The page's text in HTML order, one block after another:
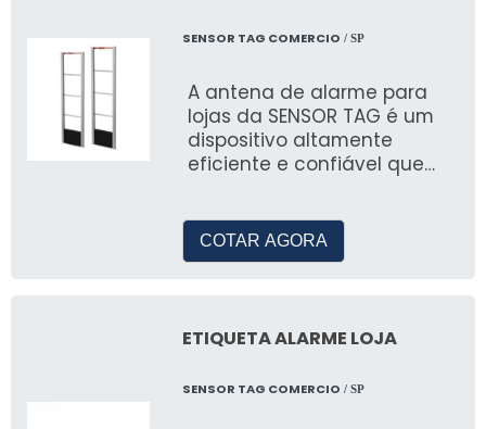
SENSOR TAG COMERCIO / SP
A antena de alarme para
lojas da SENSOR TAG é um
dispositivo altamente
eficiente e confiável que
lojas. Ela é projetada para
detectar etiquetas de
alarme sonoro e visual
sempre que uma etiqueta
não autorizada passa pela
COTAR AGORA
ETIQUETA ALARME LOJA
SENSOR TAG COMERCIO / SP